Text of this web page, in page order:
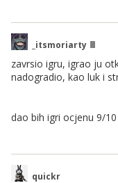
_itsmoriarty
zavrsio igru, igrao ju
nadogradio, kao luk i
dao bih igri ocjenu 9/10
quickr